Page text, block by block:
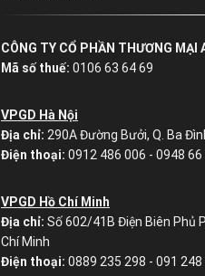
CÔNG TY CỔ PHẦN THƯƠNG MẠI
Mã số thuế: 0106 63 64 69
VPGD Hà Nội
Địa chỉ: 290A Đường Bưởi, Q. Ba
Điện thoại: 0912 486 006 - 0948
VPGD Hồ Chí Minh
Địa chỉ: Số602/41B Điện Biên Phủ
Chí Minh
Điện thoại: 0889 235 298 - 091 248